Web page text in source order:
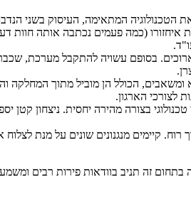
הטכנולוגיה המתאימה, העיסוק בשני
איחזורו (כמה פעמים נכתבה אותה
ארוכים. בסופם עשויה להתקבל מערכת,
הכולל הן מוביל מתוך המחלקה והן
לצורכי הארגון.
בצורה מהירה יחסית. ניצחון
קיימים מנגנונים שונים על מנת
זה תניב בוודאות פירות רבים